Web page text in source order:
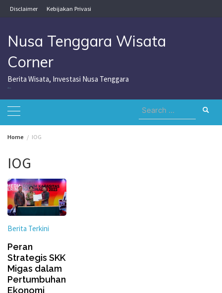
Skip
to
Disclaimer Kebijakan Privasi
Nusa Tenggara Wisata
Corner
Berita Wisata, Investasi Nusa Tenggara
Search
for:
Home IOG
IOG
Berita Terkini
Peran
Strategis SKK
Migas dalam
Pertumbuhan
Ekonomi